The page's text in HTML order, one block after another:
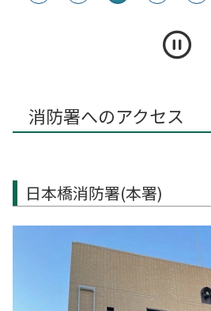
消防署へのアクセス
日本橋消防署(本署)